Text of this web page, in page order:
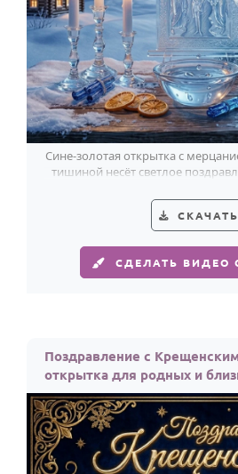
Сине-золотая открытка с
тишиной несёт светлое
СКАЧАТЬ
СДЕЛАТЬ ВИДЕО
Поздравление с
открытка для родных и